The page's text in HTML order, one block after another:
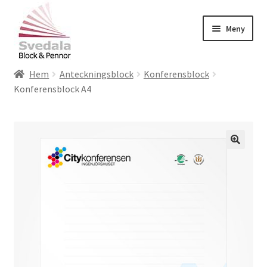
Hoppa
till
navigering
Hoppa
till
innehåll
Meny
HEM
EXEMPELSIDA
Hem Anteckningsblock
Konferensblock
Konferensblock A4